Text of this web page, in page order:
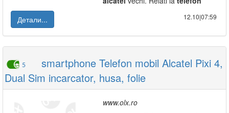
Детали...
12.10|07:59
5
smartphone Telefon mobil Alcatel Pixi 4,
Dual Sim incarcator, husa, folie
www.olx.ro